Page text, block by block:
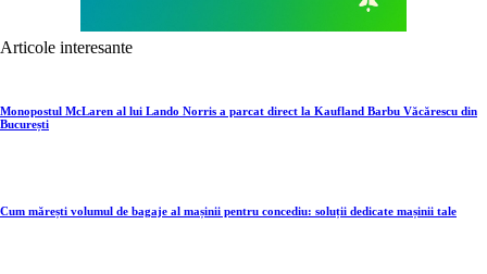
Articole interesante
Monopostul McLaren al lui Lando Norris a parcat direct la Kaufland Barbu Văcărescu din
București
Cum mărești volumul de bagaje al mașinii pentru concediu: soluții dedicate mașinii tale